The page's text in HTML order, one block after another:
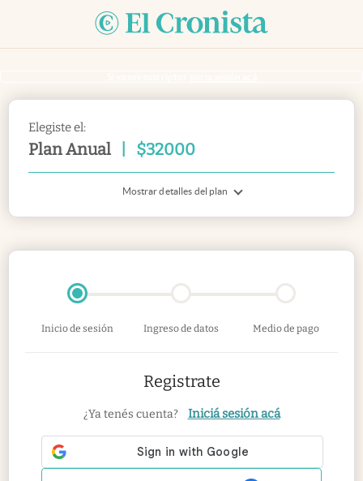
Elegiste el:
Plan Anual $32000
Mostrar detalles del plan
Inicio de sesión Ingreso de datos Medio de pago
Registrate
¿Ya tenés cuenta? Iniciá sesión acá